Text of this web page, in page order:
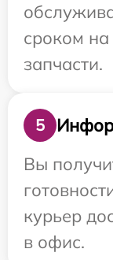
сроком
запчасти.
5
Вы
курьер
в офис.